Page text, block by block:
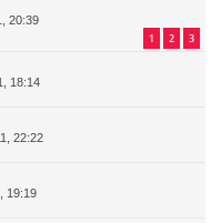
20:39
1 2 3
18:14
22:22
19:19